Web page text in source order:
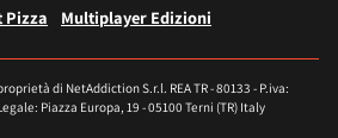
Pizza
Multiplayer Edizioni
di NetAddiction S.r.l. REA TR - 80133 - P.iva:
Piazza Europa, 19 - 05100 Terni (TR) Italy